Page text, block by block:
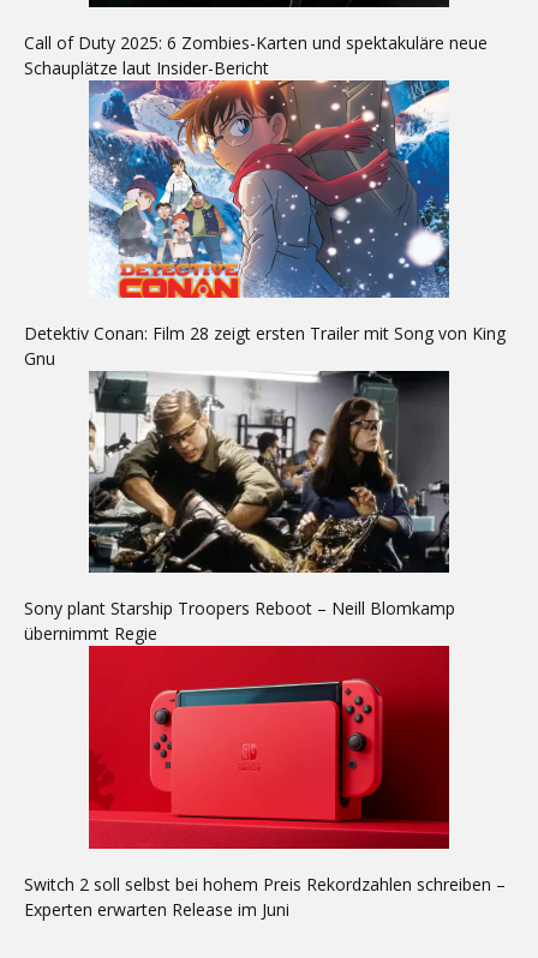
Call of Duty 2025: 6 Zombies-Karten und spektakuläre neue
Schauplätze laut Insider-Bericht
Detektiv Conan: Film 28 zeigt ersten Trailer mit Song von King
Gnu
Sony plant Starship Troopers Reboot – Neill Blomkamp
übernimmt Regie
Switch 2 soll selbst bei hohem Preis Rekordzahlen schreiben –
Experten erwarten Release im Juni